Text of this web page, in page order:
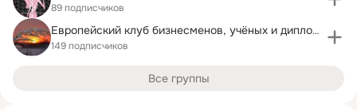
89 подписчиков
Европейский клуб бизнесменов, учёных и дипломатов
149 подписчиков
Все группы